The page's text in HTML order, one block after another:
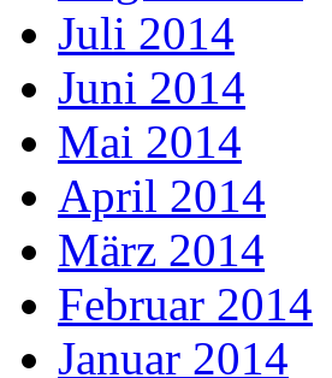
Juli 2014
Juni 2014
Mai 2014
April 2014
März 2014
Februar 2014
Januar 2014